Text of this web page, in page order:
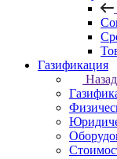
Газификация
Назад